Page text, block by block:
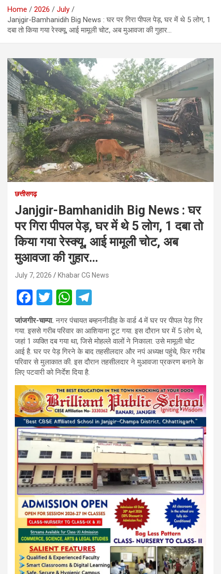
Home 2026
July
Janjgir-Bamhanidih Big News : घर पर गिरा पीपल पेड़, घर में थे 5 लोग, 1
दबा तो किया गया रेस्क्यू, आई मामूली चोट, अब मुआवजा की गुहार…
छत्तीसगढ़
Janjgir-Bamhanidih Big News : घर
पर गिरा पीपल पेड़, घर में थे 5 लोग, 1 दबा तो
किया गया रेस्क्यू, आई मामूली चोट, अब
मुआवजा की गुहार…
July 7, 2026 Khabar CG News
F
a
ce
b
o
o
k
T
wi
tt
er
W
h
at
s
A
p
p
el
e
gr
a
जांजगीर-चाम्पा. नगर पंचायत बम्हननीडीह के वार्ड 4 में घर पर पीपल पेड़ गिर
गया. इससे गरीब परिवार का आशियाना टूट गया. इस दौरान घर में 5 लोग थे,
जहां 1 व्यक्ति दब गया था, जिसे मोहल्ले वालों ने निकाला. उसे मामूली चोट
आई है. घर पर पेड़ गिरने के बाद तहसीलदार और नपं अध्यक्ष पहुंचे, फिर गरीब
परिवार से मुलाकात की. इस दौरान तहसीलदार ने मुआवजा प्रकरण बनाने के
लिए पटवारी को निर्देश दिया है.